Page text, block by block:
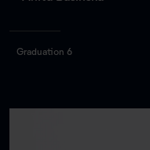
Graduation 6